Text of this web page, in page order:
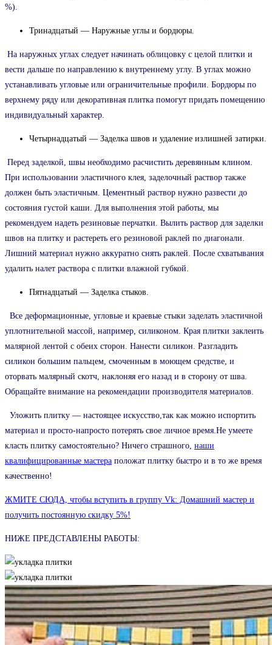
%).
Тринадцатый — Наружные углы и бордюры.
На наружных углах следует начинать облицовку с целой плитки и
вести дальше по направлению к внутреннему углу. В углах можно
устанавливать угловые или ограничительные профили. Бордюры по
верхнему ряду или декоративная плитка помогут придать помещению
индивидуальный характер.
Четырнадцатый — Заделка швов и удаление излишней затирки.
Перед заделкой, швы необходимо расчистить деревянным клином.
При использовании эластичного клея, заделочный раствор также
должен быть эластичным. Цементный раствор нужно развести до
состояния густой каши. Для выполнения этой работы, мы
рекомендуем надеть резиновые перчатки. Вылить раствор для заделки
швов на плитку и растереть его резиновой раклей по диагонали.
Лишний материал нужно аккуратно снять раклей. После схватывания
удалить налет раствора с плитки влажной губкой.
Пятнадцатый — Заделка стыков.
Все деформационные, угловые и краевые стыки заделать эластичной
уплотнительной массой, например, силиконом. Края плитки заклеить
малярной лентой с обеих сторон. Нанести силикон. Разгладить
силикон большим пальцем, смоченным в моющем средстве, и
оторвать малярный скотч, наклоняя его назад и в сторону от шва.
Обращайте внимание на рекомендации производителя материалов.
Уложить плитку — настоящее искусство,так как можно испортить
материал и просто-напросто потерять свое личное время.Не умеете
класть плитку самостоятельно? Ничего страшного, наши
квалифицированные мастера положат плитку быстро и в то же время
качественно!
ЖМИТЕ СЮДА, чтобы вступить в группу Vk: Домашний мастер и
получить постоянную скидку 5%!
НИЖЕ ПРЕДСТАВЛЕНЫ РАБОТЫ: